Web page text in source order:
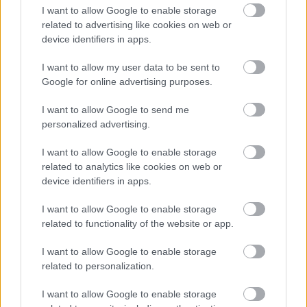
I want to allow Google to enable storage
related to advertising like cookies on web or
device identifiers in apps.
I want to allow my user data to be sent to
Google for online advertising purposes.
I want to allow Google to send me
personalized advertising.
I want to allow Google to enable storage
related to analytics like cookies on web or
device identifiers in apps.
I want to allow Google to enable storage
related to functionality of the website or app.
I want to allow Google to enable storage
related to personalization.
I want to allow Google to enable storage
azért küzd, hogy megkapaszkodjon a Haas
versenyülésébe. Latifi, a Williams jelenlegi
versenyben. A kanadai Mexikóban azon
vagy az IndyCarba való átigazolás a
„Ahogy egy hete Austinban is mondtam, ez mind
csak pletyka. Nézem a lehetőségeket, és az
IndyCar az egyik sorozat, amit fontolgatok, de
még nem döntöttem el semmit. Ugyanakkor, ha
nincs olyan opció az asztalon, amit a jövő évre
megfelelőnek érzek, akkor nem feltétlenül